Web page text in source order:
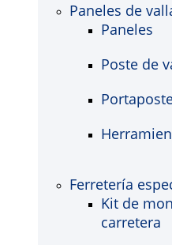
Paneles de
Paneles
Poste de
Ferretería
Kit de
carretera